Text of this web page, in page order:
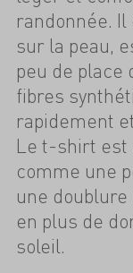
randonnée.
sur la peau,
peu de place
fibres
rapidement
Le t-shirt est
comme une
une
en plus de
soleil.